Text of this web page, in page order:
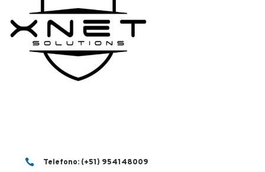

Telefono: (+51) 954148009